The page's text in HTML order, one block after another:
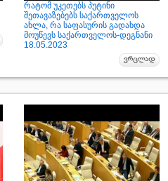
რატომ უკეთებს პუტინი
შეთავაზებებს საქართველოს
ახლა, რა საფასურის გადახდა
მოუწევს საქართველოს-დეგნანი
18.05.2023